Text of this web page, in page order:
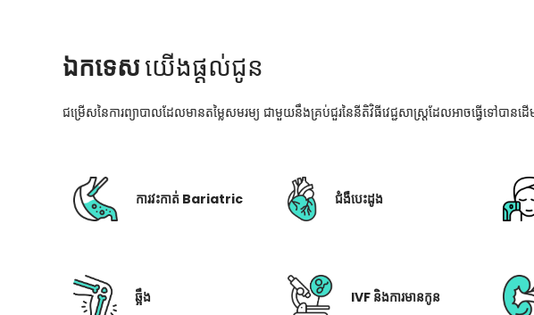
ឯកទេសយើងផ្តល់ជូន
ជម្រើសនៃការព្យាបាលដែលមានតម្លៃសមរម្យ ជាមួយនឹងគ្រប់ជួរនៃនីតិវិធីវេជ្ជសាស្រ្តដែលអាចធ្វើទៅប
ការវះកាត់ Bariatric ជំងឺបេះដូង
ឆ្អឹង IVF និងការមានកូន